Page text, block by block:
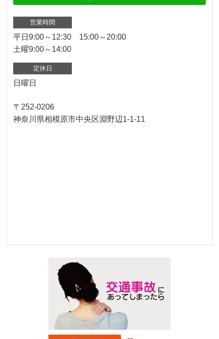
営業時間
平日9:00～12:30 15:00～20:00
土曜9:00～14:00
定休日
日曜日
〒252-0206
神奈川県相模原市中央区淵野辺1-1-11